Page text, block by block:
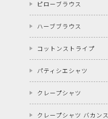
ピローブラウス
ハーブブラウス
コットンストライプ
パティシエシャツ
クレープシャツ
クレープシャツ バカンス